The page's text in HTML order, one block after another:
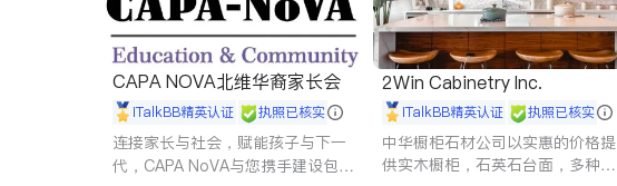
CAPA NOVA北维华裔家长会
iTalkBB精英认证 执照已核实
连接家长与社会，赋能孩子与下一
代，CAPA NoVA与您携手建设包
2Win Cabinetry Inc.
iTalkBB精英认证 执照已核实
中华橱柜石材公司以实惠的价格提
供实木橱柜，石英石台面，多种优